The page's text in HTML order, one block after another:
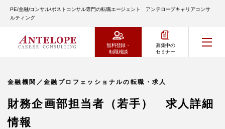
PE/金融/コンサル/ポストコンサル専門の転職エージェント アンテロープキャリアコンサ
ルティング
無料登録・
転職相談
募集中の
セミナー
金融機関／金融プロフェッショナルの転職・求人
財務企画部担当者（若手） 求人詳細
情報